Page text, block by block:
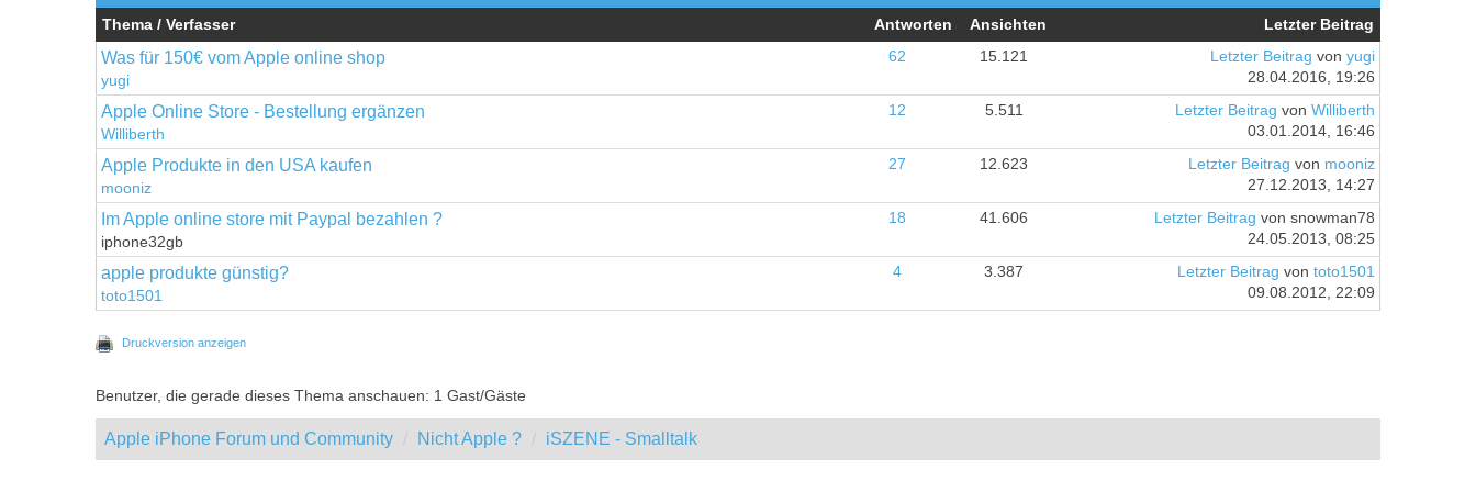
Thema / Verfasser Antworten Ansichten Letzter Beitrag
Was für 150€ vom Apple online shop
yugi
62 15.121 Letzter Beitrag von yugi
28.04.2016, 19:26
Apple Online Store - Bestellung ergänzen
Williberth
12 5.511 Letzter Beitrag von Williberth
03.01.2014, 16:46
Apple Produkte in den USA kaufen
mooniz
27 12.623 Letzter Beitrag von mooniz
27.12.2013, 14:27
Im Apple online store mit Paypal bezahlen ?
iphone32gb
18 41.606 Letzter Beitrag von snowman78
24.05.2013, 08:25
apple produkte günstig?
toto1501
4 3.387 Letzter Beitrag von toto1501
09.08.2012, 22:09
Druckversion anzeigen
Benutzer, die gerade dieses Thema anschauen: 1 Gast/Gäste
Apple iPhone Forum und Community Nicht Apple ? iSZENE - Smalltalk